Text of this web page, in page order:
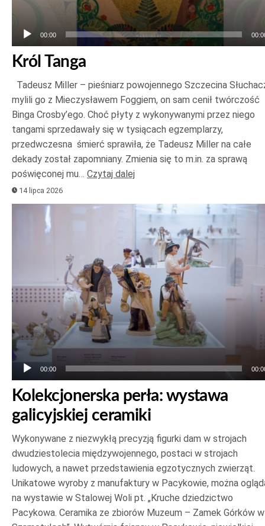
00:00
Król Tanga
Tadeusz Miller – pieśniarz powojennego Szczecina
mylili go z Mieczysławem Foggiem, on sam cenił twórczość
Binga Crosby’ego. Choć płyty z wykonywanymi przez niego
tangami sprzedawały się w tysiącach egzemplarzy,
przedwczesna śmierć sprawiła, że Tadeusz Miller na całe
dekady został zapomniany. Zmienia się to m.in. za sprawą
poświęconej mu… Czytaj dalej
14 lipca 2026
Odtwarzacz
00:00
Kolekcjonerska perła: wystawa
galicyjskiej ceramiki
Wykonywane z niezwykłą precyzją figurki dam w strojach
dwudziestolecia międzywojennego, postaci w strojach
ludowych, a nawet przedstawienia egzotycznych zwierząt.
Unikatowe wyroby z manufaktury w Pacykowie, można
na wystawie w Stalowej Woli pt. „Kruche dziedzictwo
Pacykowa. Ceramika ze zbiorów Muzeum – Zamek Górków w